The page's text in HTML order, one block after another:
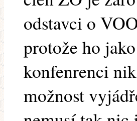
odstavci o
protože ho
konfenrenci
možnost